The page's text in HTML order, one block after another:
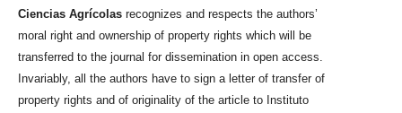
Ciencias Agrícolas recognizes and respects the authors’
moral right and ownership of property rights which will be
transferred to the journal for dissemination in open access.
Invariably, all the authors have to sign a letter of transfer of
property rights and of originality of the article to Instituto